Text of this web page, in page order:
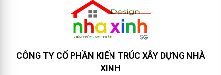
CÔNG TY CỔ PHẦN KIẾN TRÚC XÂY DỰNG NHÀ
XINH